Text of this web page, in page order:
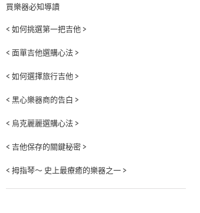
買樂器必知導讀
< 如何挑選第一把吉他 >
< 面單吉他選購心法 >
< 如何選擇旅行吉他 >
< 黑心樂器商的告白 >
< 烏克麗麗選購心法 >
< 吉他保存的關鍵秘密 >
< 拇指琴～ 史上最療癒的樂器之一 >